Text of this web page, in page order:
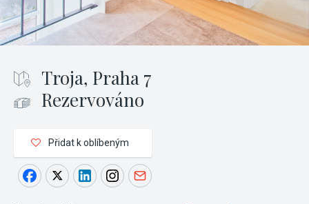
Troja, Praha 7
Rezervováno
Přidat k oblíbeným